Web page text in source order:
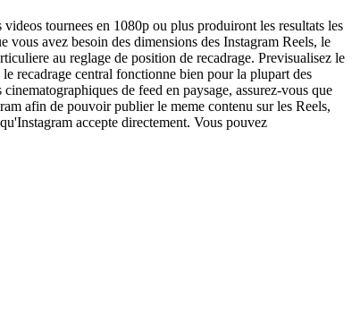
tournees en 1080p ou plus produiront les resultats les
avez besoin des dimensions des Instagram Reels, le
au reglage de position de recadrage. Previsualisez le
recadrage central fonctionne bien pour la plupart des
de feed en paysage, assurez-vous que
afin de pouvoir publier le meme contenu sur les Reels,
accepte directement. Vous pouvez